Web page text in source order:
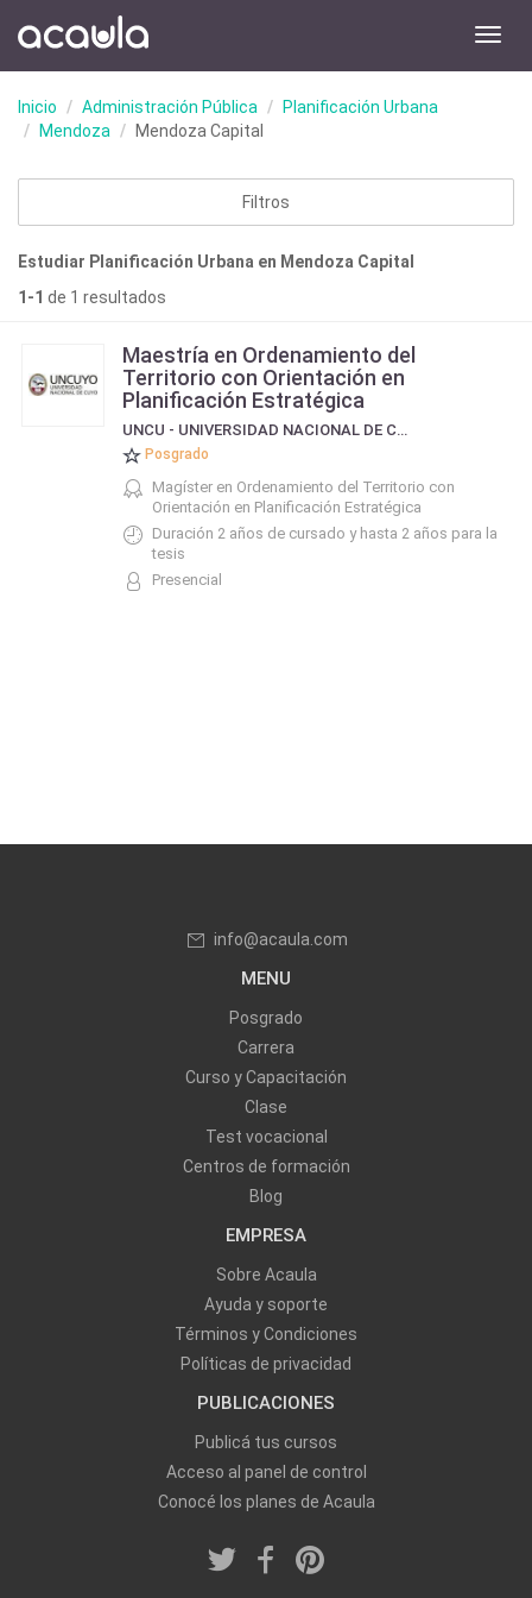
Inicio Administración Pública
Planificación Urbana
Mendoza
Mendoza Capital
Filtros
Estudiar Planificación Urbana en Mendoza Capital
1-1 de 1 resultados
Maestría en Ordenamiento del
Territorio con Orientación en
Planificación Estratégica
UNCU - UNIVERSIDAD NACIONAL DE CUYO
Posgrado
Magíster en Ordenamiento del Territorio con
Orientación en Planificación Estratégica
Duración 2 años de cursado y hasta 2 años para la
tesis
Presencial
info@acaula.com
MENU
Posgrado
Carrera
Curso y Capacitación
Clase
Test vocacional
Centros de formación
Blog
EMPRESA
Sobre Acaula
Ayuda y soporte
Términos y Condiciones
Políticas de privacidad
PUBLICACIONES
Publicá tus cursos
Acceso al panel de control
Conocé los planes de Acaula